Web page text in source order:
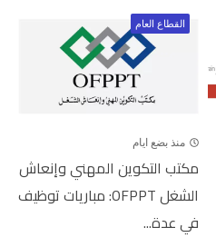
القطاع العام
منذ بضع ايام
مكتب التكوين المهني وإنعاش
الشغل OFPPT: مباريات توظيف
في عدة...